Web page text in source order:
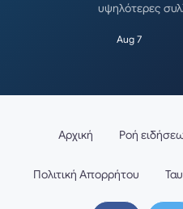
υψηλότερες
Aug 7
Αρχική Ροή
Πολιτική Απορρήτου